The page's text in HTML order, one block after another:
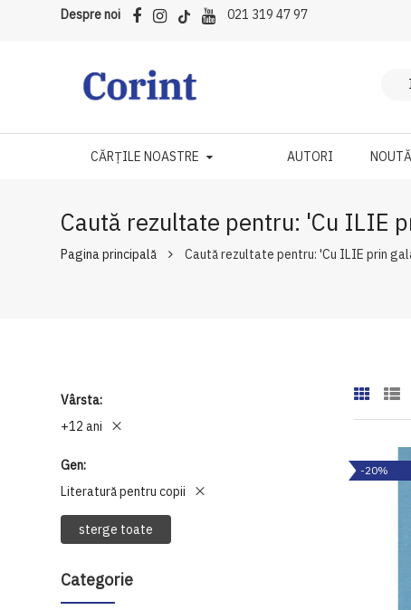
Despre noi 021 319 47 97
CĂRȚILE NOASTRE AUTORI
Caută rezultate pentru: 'Cu ILIE
Pagina principală Caută rezultate pentru: 'Cu ILIE prin
-20%
Vârsta
+12 ani
Gen
Literatură pentru copii
sterge toate
Categorie